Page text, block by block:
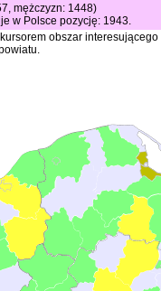
mężczyzn: 1448)
w Polsce pozycję: 1943.
obszar